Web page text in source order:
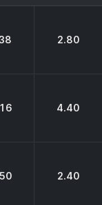
2.80
4.40
2.40